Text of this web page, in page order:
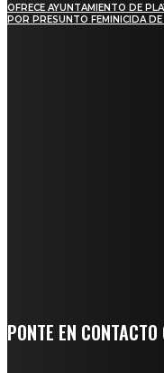
OFRECE AYUNTAMIENTO DE
POR PRESUNTO FEMINICIDA
PONTE EN